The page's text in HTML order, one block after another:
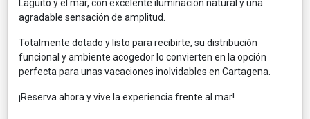
Laguito y el mar, con excelente iluminación natural y una
agradable sensación de amplitud.
Totalmente dotado y listo para recibirte, su distribución
funcional y ambiente acogedor lo convierten en la opción
perfecta para unas vacaciones inolvidables en Cartagena.
¡Reserva ahora y vive la experiencia frente al mar!